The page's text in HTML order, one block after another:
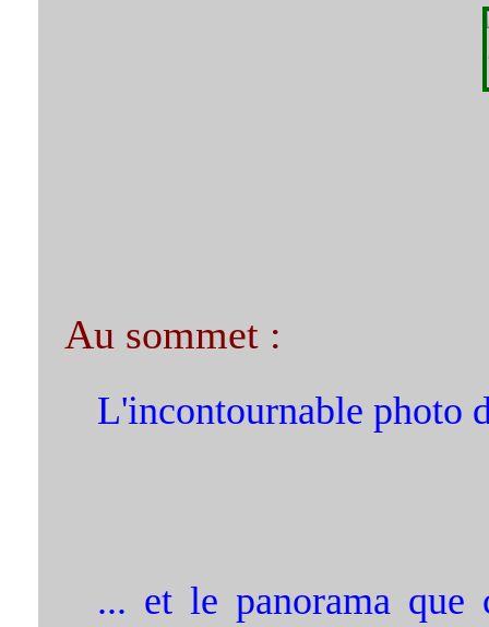
Au sommet :
L'incontournable photo
... et le panorama